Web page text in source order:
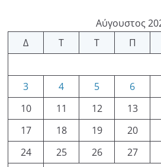
Αύγουστος
Δ
Τ Τ Π
3
4 5 6
10
11 12 13
17
18 19 20
24
25 26 27